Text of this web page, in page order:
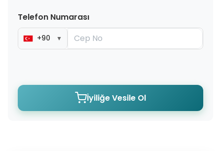
Telefon Numarası
+90 ▼
İyiliğe Vesile Ol